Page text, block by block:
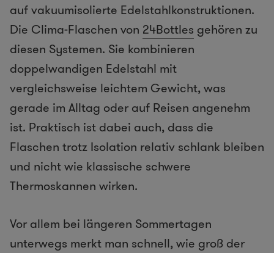
auf vakuumisolierte Edelstahlkonstruktionen.
Die Clima-Flaschen von 24Bottles gehören zu
diesen Systemen. Sie kombinieren
doppelwandigen Edelstahl mit
vergleichsweise leichtem Gewicht, was
gerade im Alltag oder auf Reisen angenehm
ist. Praktisch ist dabei auch, dass die
Flaschen trotz Isolation relativ schlank bleiben
und nicht wie klassische schwere
Thermoskannen wirken.
Vor allem bei längeren Sommertagen
unterwegs merkt man schnell, wie groß der